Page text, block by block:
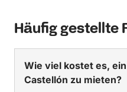
Häufig gestellte
Wie viel kostet es,
Castellón zu mieten?